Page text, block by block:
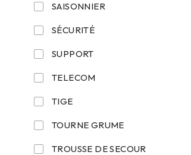
SAISONNIER
SÉCURITÉ
SUPPORT
TELECOM
TIGE
TOURNE GRUME
TROUSSE DE SECOUR